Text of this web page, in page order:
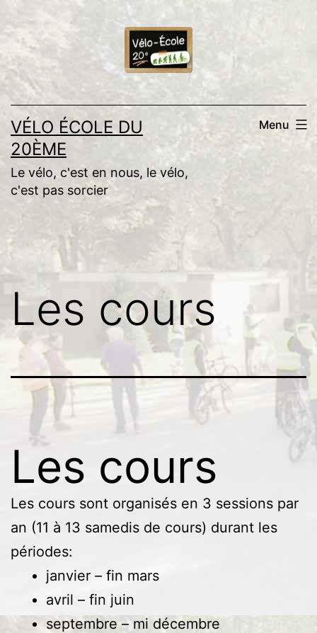
au
contenu
VÉLO ÉCOLE DU
20ÈME
Le vélo, c'est en nous, le vélo,
c'est pas sorcier
Menu
Les cours
Les cours
Les cours sont organisés en 3 sessions par
an (11 à 13 samedis de cours) durant les
périodes:
janvier – fin mars
avril – fin juin
septembre – mi décembre